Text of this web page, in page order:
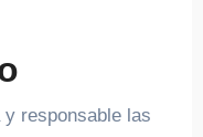
responsable las